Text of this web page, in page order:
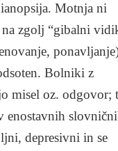
Motnja ni
zgolj “gibalni
Bolniki z
misel oz. odgovor;
enostavnih
depresivni in se